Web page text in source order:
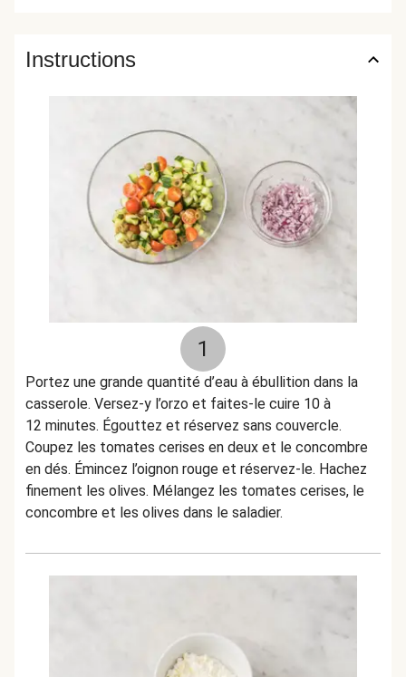
Instructions
1
Portez une grande quantité d’eau à ébullition dans la
casserole. Versez-y l’orzo et faites-le cuire 10 à
12 minutes. Égouttez et réservez sans couvercle.
Coupez les tomates cerises en deux et le concombre
en dés. Émincez l’oignon rouge et réservez-le. Hachez
finement les olives. Mélangez les tomates cerises, le
concombre et les olives dans le saladier.